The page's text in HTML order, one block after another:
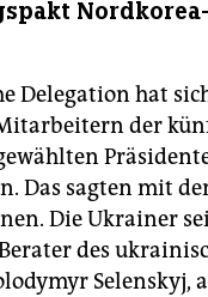
Delegation hat
der
Das sagten mit
Die Ukrainer
des
Selenskyj,